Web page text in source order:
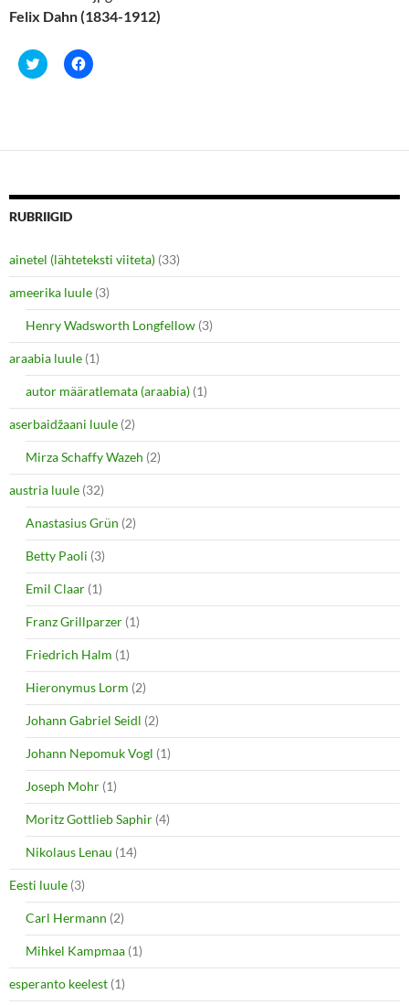
Felix Dahn (1834-1912)
C
l
h
e
o
n
t
t
e
r
(
O
p
e
n
n
n
w
w
i
n
d
o
)
C
l
h
e
o
e
b
o
o
k
(
O
p
e
n
i
n
n
e
w
w
i
n
d
w
)
RUBRIIGID
ainetel (lähteteksti viiteta) (33)
ameerika luule (3)
Henry Wadsworth Longfellow (3)
araabia luule (1)
autor määratlemata (araabia) (1)
aserbaidžaani luule (2)
Mirza Schaffy Wazeh (2)
austria luule (32)
Anastasius Grün (2)
Betty Paoli (3)
Emil Claar (1)
Franz Grillparzer (1)
Friedrich Halm (1)
Hieronymus Lorm (2)
Johann Gabriel Seidl (2)
Johann Nepomuk Vogl (1)
Joseph Mohr (1)
Moritz Gottlieb Saphir (4)
Nikolaus Lenau (14)
Eesti luule (3)
Carl Hermann (2)
Mihkel Kampmaa (1)
esperanto keelest (1)